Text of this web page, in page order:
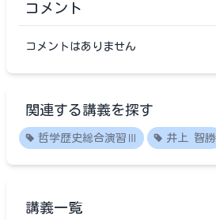
コメント
コメントはありません
関連する講義を探す
哲学歴史総合演習Ⅲ 井上 智勝
講義一覧